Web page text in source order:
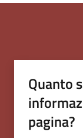
Quanto
pagina?